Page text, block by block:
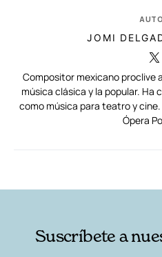
JOMI
Compositor mexicano proclive
música clásica y la popular.
como música para teatro y
Ópera
Suscríbete a